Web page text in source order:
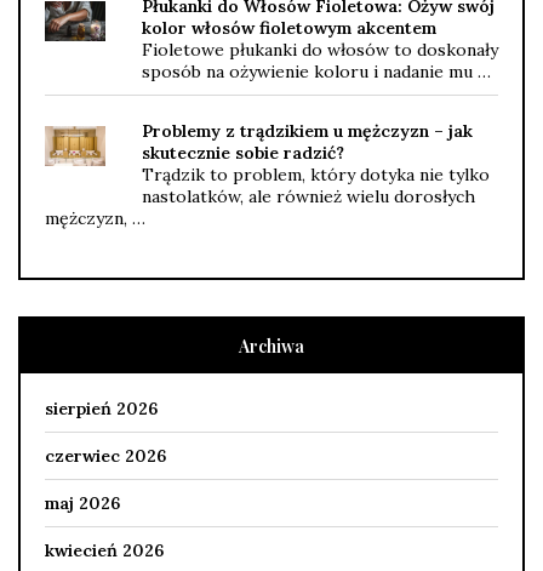
Płukanki do Włosów Fioletowa: Ożyw swój
kolor włosów fioletowym akcentem
Fioletowe płukanki do włosów to doskonały
sposób na ożywienie koloru i nadanie mu …
Problemy z trądzikiem u mężczyzn – jak
skutecznie sobie radzić?
Trądzik to problem, który dotyka nie tylko
nastolatków, ale również wielu dorosłych
mężczyzn, …
Archiwa
sierpień 2026
czerwiec 2026
maj 2026
kwiecień 2026